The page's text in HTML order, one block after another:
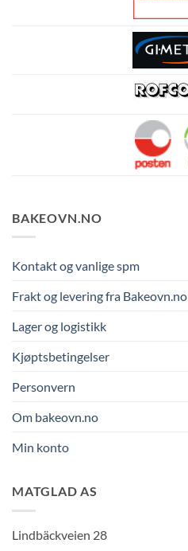
BAKEOVN.NO
Kontakt og vanlige spm
Frakt og levering fra Bakeovn.no
Lager og logistikk
Kjøptsbetingelser
Personvern
Om bakeovn.no
Min konto
MATGLAD AS
Lindbäckveien 28